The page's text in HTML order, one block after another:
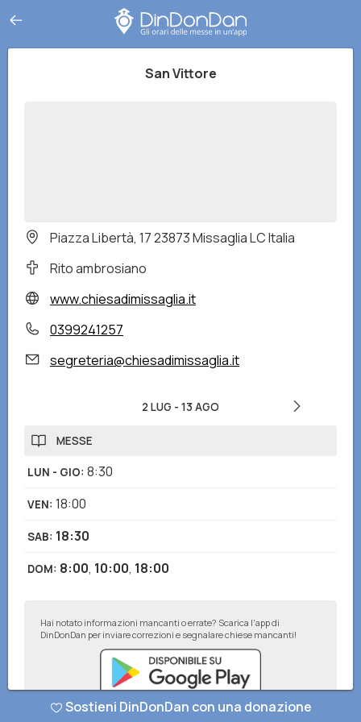
San Vittore
Piazza Libertà, 17 23873 Missaglia LC Italia
Rito ambrosiano
www.chiesadimissaglia.it
0399241257
segreteria@chiesadimissaglia.it
2 LUG - 13 AGO
MESSE
LUN - GIO: 8:30
VEN: 18:00
SAB: 18:30
DOM: 8:00, 10:00, 18:00
Hai notato informazioni mancanti o errate? Scarica l'app di
DinDonDan per inviare correzioni e segnalare chiese mancanti!
Sostieni DinDonDan con una donazione